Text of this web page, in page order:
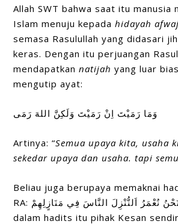
Allah SWT bahwa saat itu manusia
Islam menuju kepadahidayah
semasa Rasulullah yang didasari
keras. Dengan itu perjuangan
mendapatkannatijahyang luar
mengutip ayat:
وَمَا رَمَيْتَ اِنْ رَمَيْتَ وَلَكِنَّ اللهَ رَمَى
Artinya: “Semua upaya kita, usaha
sekedar upaya dan usaha. tapi
Beliau juga berupaya memaknai
RA: نَحْنُ نُعْمَرُ اَلنُّنْزِلَ النَّاسَ فِي مَنَازٍلِهِمْ. Yang mana
dalam hadits itu pihak Kesan